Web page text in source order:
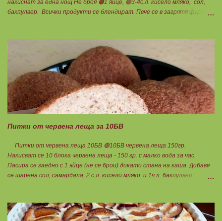
накиснат за една нощ Не броя 🟠1 яйце, 🟢3-4с.л. кисело мляко, сол,
бакпулвер. Всички продукти се блендират. Пече се в загрятя фурна
Питки от червена леща за 10БВ
Питки от червена леща 10БВ 🟢10БВ червена леща 150гр.
Накисват се 10 блока червена леща - 150 гр. с малко вода за час.
Пасира се заедно с 1 яйце (не се брои) докато стана на каша. Добавя
се шарена сол, самардала, 2 с.л. кисело мляко и 1ч.л. бакпулвер.
влажни ръце се оформят 10 еднакви топчета. Пече се в добре
загрята фурна на 200 градуса за 35-40 мин. Всяка питка е 1 блок